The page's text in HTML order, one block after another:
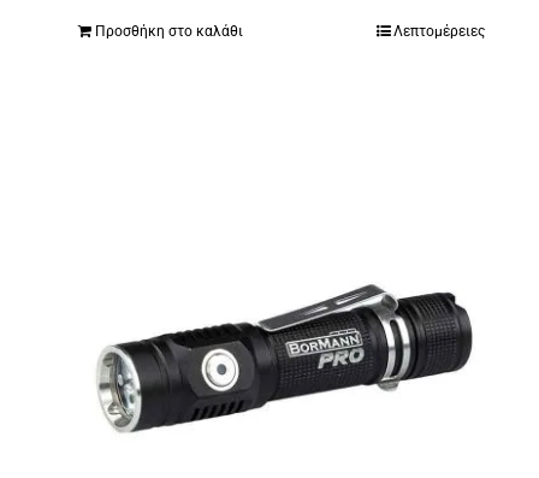
Προσθήκη στο καλάθι Λεπτομέρειες